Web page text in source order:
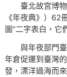
臺北故宮博
《年夜典》）62
圖”二字表白，它
與年夜部門
年倉促運到臺灣
發，漂洋過海而來